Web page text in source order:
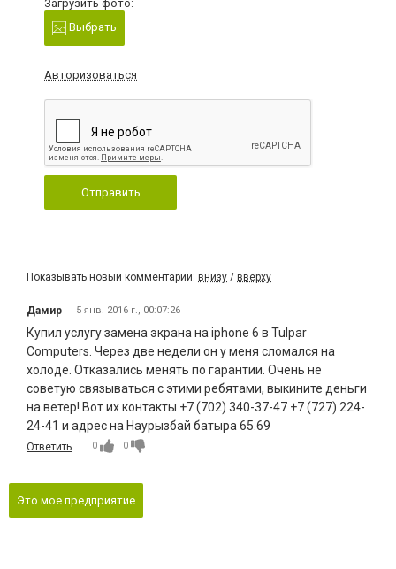
Загрузить фото:
Выбрать
Авторизоваться
Отправить
Показывать новый комментарий: внизу / вверху
Дамир 5 янв. 2016 г., 00:07:26
Купил услугу замена экрана на iphone 6 в Tulpar
Computers. Через две недели он у меня сломался на
холоде. Отказались менять по гарантии. Очень не
советую связываться с этими ребятами, выкините деньги
на ветер! Вот их контакты +7 (702) 340-37-47 +7 (727) 224-
24-41 и адрес на Наурызбай батыра 65.69
Ответить 0 0
Это мое предприятие